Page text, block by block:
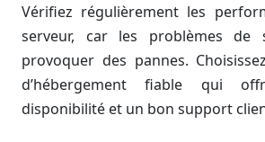
Vérifiez régulièrement les
serveur, car les problèmes de
provoquer des pannes.
d’hébergement fiable qui
disponibilité et un bon support